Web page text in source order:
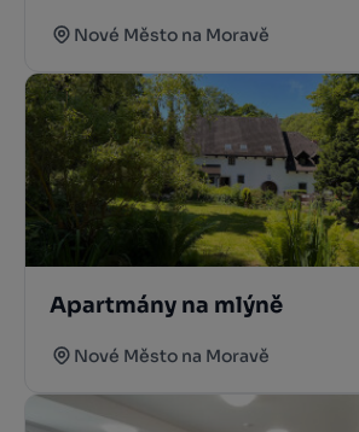
Nové Město na Moravě
Apartmány na mlýně
Nové Město na Moravě